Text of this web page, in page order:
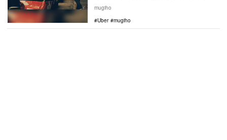
事を見つける機…
mugiho
Uber
mugiho